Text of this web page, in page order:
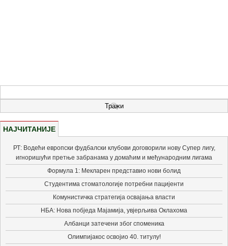
НАЈЧИТАНИЈЕ
РТ: Водећи европски фудбалски клубови договорили нову Супер лигу,
игноришући претње забранама у домаћим и међународним лигама
Формула 1: Мекларен представио нови болид
Студентима стоматологије потребни пацијенти
Комунистичка стратегија освајања власти
НБА: Нова побједа Мајамија, увјерљива Оклахома
Албанци затечени због споменика
Олимпијакос освојио 40. титулу!